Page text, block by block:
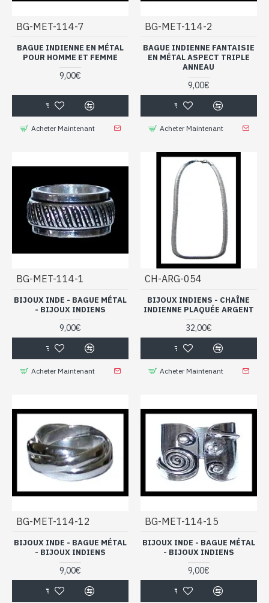
BG-MET-114-7
BAGUE INDIENNE EN MÉTAL
POUR HOMME ET FEMME
9,00€
Acheter Maintenant
BG-MET-114-2
BAGUE INDIENNE FANTAISIE
EN MÉTAL ASPECT TRIPLE
ANNEAU
9,00€
Acheter Maintenant
BG-MET-114-1
BIJOUX INDE - BAGUE MÉTAL
- BIJOUX INDIENS
9,00€
Acheter Maintenant
CH-ARG-054
BIJOUX INDIENS - CHAÎNE
INDIENNE PLAQUÉE ARGENT
32,00€
Acheter Maintenant
BG-MET-114-12
BIJOUX INDE - BAGUE MÉTAL
- BIJOUX INDIENS
9,00€
BG-MET-114-15
BIJOUX INDE - BAGUE MÉTAL
- BIJOUX INDIENS
9,00€